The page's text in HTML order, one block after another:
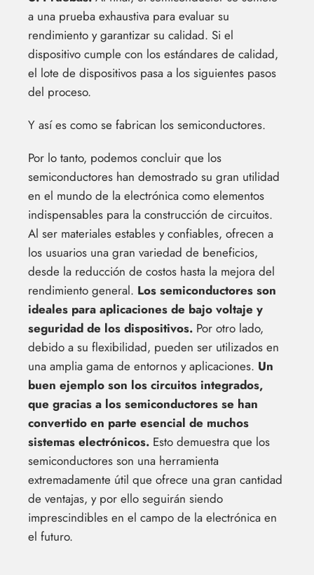
a una prueba exhaustiva para evaluar su
rendimiento y garantizar su calidad. Si el
dispositivo cumple con los estándares de calidad,
el lote de dispositivos pasa a los siguientes pasos
del proceso.
Y así es como se fabrican los semiconductores.
Por lo tanto, podemos concluir que los
semiconductores han demostrado su gran utilidad
en el mundo de la electrónica como elementos
indispensables para la construcción de circuitos.
Al ser materiales estables y confiables, ofrecen a
los usuarios una gran variedad de beneficios,
desde la reducción de costos hasta la mejora del
rendimiento general. Los semiconductores son
ideales para aplicaciones de bajo voltaje y
seguridad de los dispositivos. Por otro lado,
debido a su flexibilidad, pueden ser utilizados en
una amplia gama de entornos y aplicaciones. Un
buen ejemplo son los circuitos integrados,
que gracias a los semiconductores se han
convertido en parte esencial de muchos
sistemas electrónicos. Esto demuestra que los
semiconductores son una herramienta
extremadamente útil que ofrece una gran cantidad
de ventajas, y por ello seguirán siendo
imprescindibles en el campo de la electrónica en
el futuro.